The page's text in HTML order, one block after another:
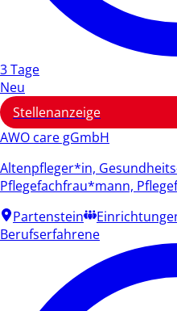
3 Tage
Neu
Stellenanzeige
AWO care gGmbH
Altenpfleger*in,
Pflegefachfrau*mann,
Partenstein
Berufserfahrene